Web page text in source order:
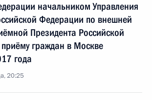
начальником Управления
Федерации по внешней
Президента Российской
граждан в Москве
года
20:25